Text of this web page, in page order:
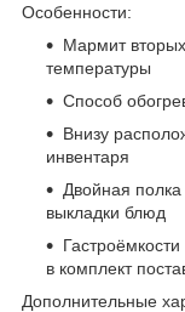
Особенности:
Мармит
температуры
Способ
Внизу
инвентаря
Двойная
выкладки блюд
в комплект
Дополнительные